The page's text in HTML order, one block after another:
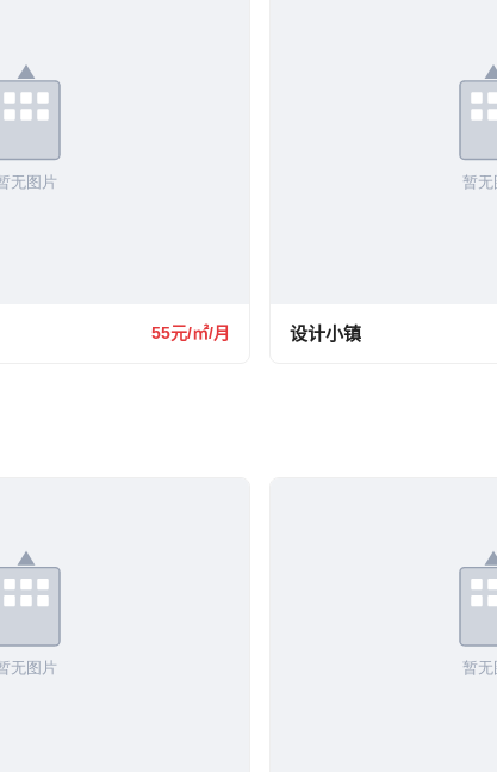
55元/㎡/月 设计小镇